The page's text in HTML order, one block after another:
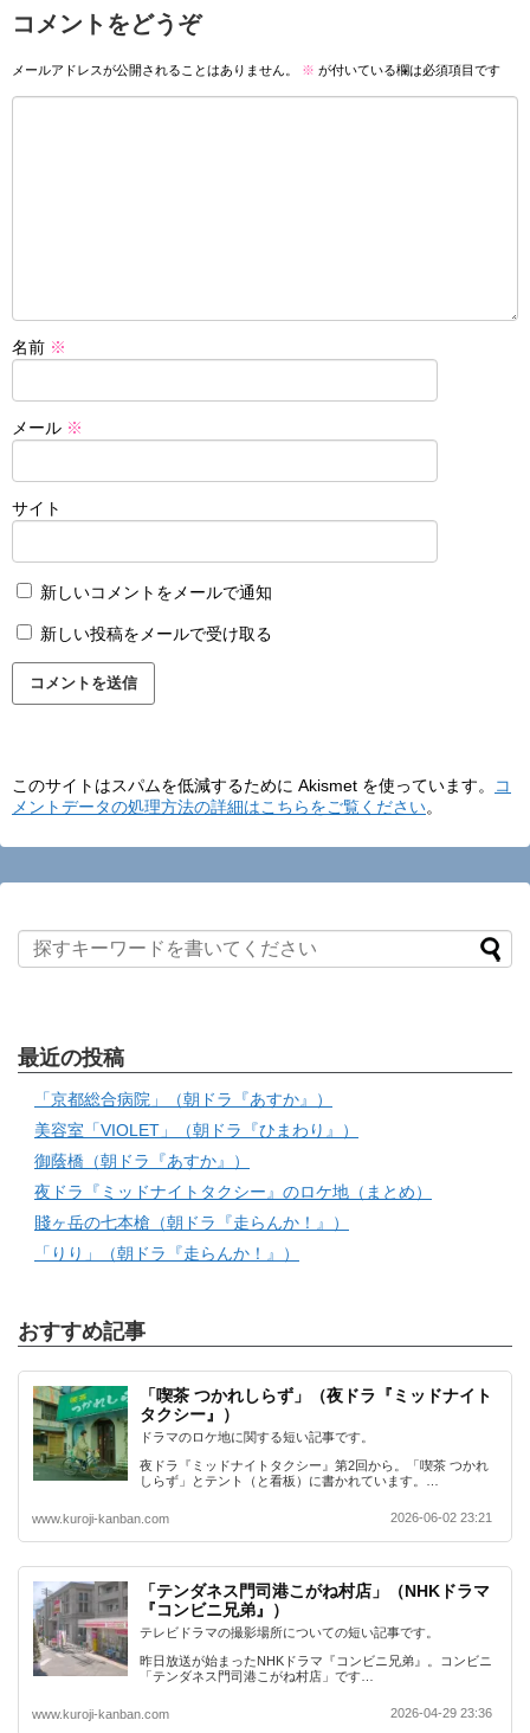
コメントをどうぞ
メールアドレスが公開されることはありません。 ※ が付いている欄は必須項目です
名前 ※
メール ※
サイト
新しいコメントをメールで通知
新しい投稿をメールで受け取る
このサイトはスパムを低減するために Akismet を使っています。
コ
メントデータの処理方法の詳細はこちらをご覧ください。
最近の投稿
「京都総合病院」（朝ドラ『あすか』）
美容室「VIOLET」（朝ドラ『ひまわり』）
御蔭橋（朝ドラ『あすか』）
夜ドラ『ミッドナイトタクシー』のロケ地（まとめ）
賤ヶ岳の七本槍（朝ドラ『走らんか！』）
「りり」（朝ドラ『走らんか！』）
おすすめ記事
「喫茶 つかれしらず」（夜ドラ『ミッドナイト
タクシー』）
ドラマのロケ地に関する短い記事です。
夜ドラ『ミッドナイトタクシー』第2回から。「喫茶 つかれ
しらず」とテント（と看板）に書かれています。…
www.kuroji-kanban.com 2026-06-02 23:21
「テンダネス門司港こがね村店」（NHKドラマ
『コンビニ兄弟』）
テレビドラマの撮影場所についての短い記事です。
昨日放送が始まったNHKドラマ『コンビニ兄弟』。コンビニ
「テンダネス門司港こがね村店」です…
www.kuroji-kanban.com 2026-04-29 23:36